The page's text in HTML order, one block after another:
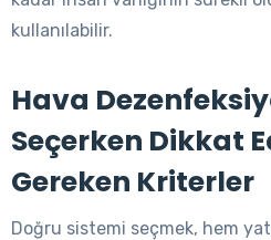
kullanılabilir.
Hava
Seçerken Dikkat
Gereken Kriterler
Doğru sistemi seçmek, hem